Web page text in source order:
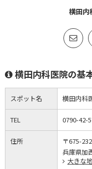
横田内
横田内科医院の基
スポット名 横田内科
TEL 0790-42-
住所
〒675-
兵庫県加
大きな